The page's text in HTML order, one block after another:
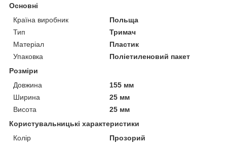
Основні
Країна виробник
Польща
Тип
Тримач
Матеріал
Пластик
Упаковка
Поліетиленовий пакет
Розміри
Довжина
155 мм
Ширина
25 мм
Висота
25 мм
Користувальницькі характеристики
Колір
Прозорий